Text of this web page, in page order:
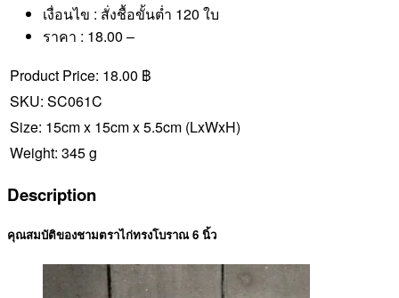
เงื่อนไข : สั่งชื้อขั้นต่ำ 120 ใบ
ราคา : 18.00 –
Product Price: 18.00 ฿
SKU: SC061C
Size: 15cm x 15cm x 5.5cm (LxWxH)
Weight: 345 g
Description
คุณสมบัติของชามตราไก่ทรงโบราณ 6 นิ้ว